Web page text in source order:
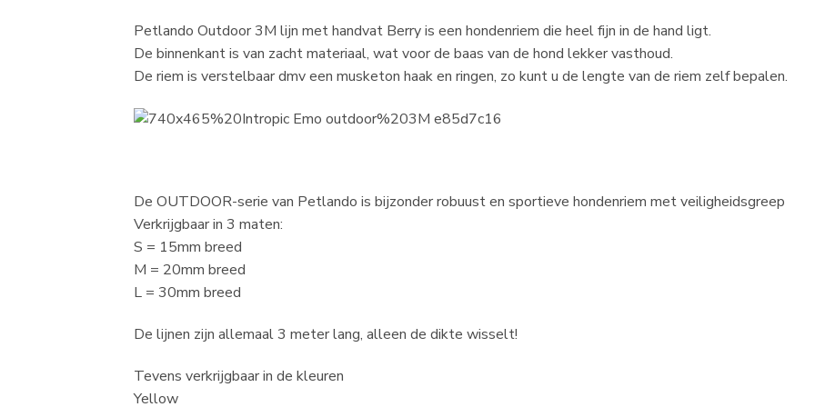
Petlando Outdoor 3M lijn met handvat Berry is een hondenriem die heel fijn in de hand ligt.
De binnenkant is van zacht materiaal, wat voor de baas van de hond lekker vasthoud.
De riem is verstelbaar dmv een musketon haak en ringen, zo kunt u de lengte van de riem zelf bepalen.
De OUTDOOR-serie van Petlando is bijzonder robuust en sportieve hondenriem met veiligheidsgreep
Verkrijgbaar in 3 maten:
S = 15mm breed
M = 20mm breed
L = 30mm breed
De lijnen zijn allemaal 3 meter lang, alleen de dikte wisselt!
Tevens verkrijgbaar in de kleuren
Yellow